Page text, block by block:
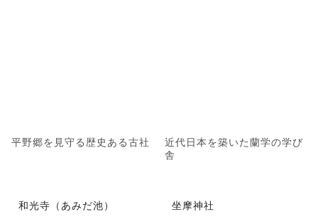
平野郷を見守る歴史ある古社
近代日本を築いた蘭学の学び
舎
和光寺（あみだ池） 坐摩神社